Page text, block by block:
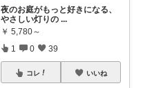
夜のお庭がもっと好きになる、
やさしい灯りの ...
￥ 5,780～
1 0 39
コレ いいね